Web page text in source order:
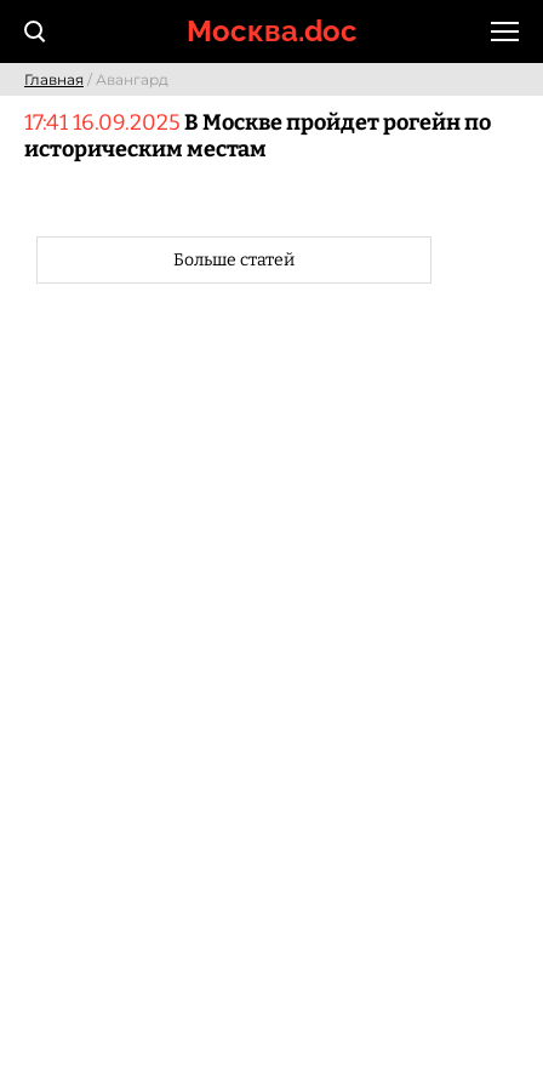
Москва.doc
Главная / Авангард
17:41 16.09.2025В Москве пройдет рогейн по
историческим местам
Больше статей